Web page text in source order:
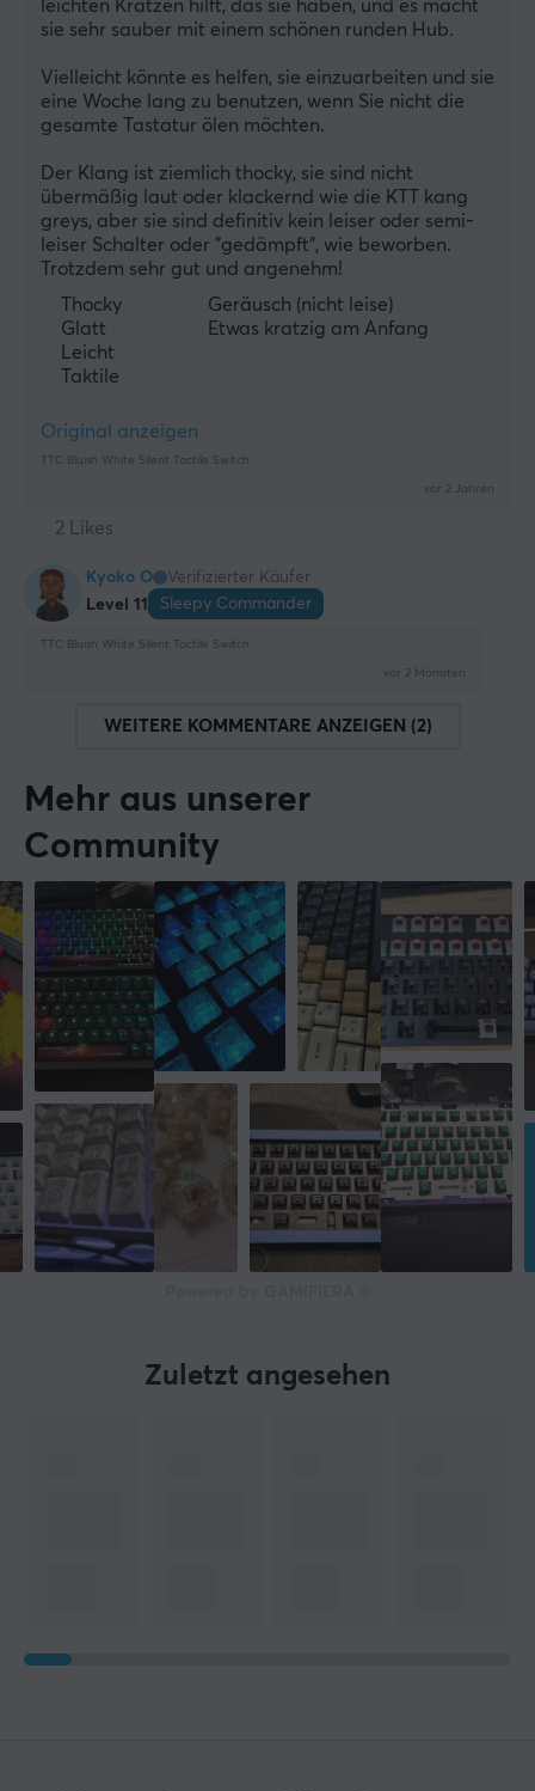
leichten Kratzen hilft, das sie haben, und es macht
sie sehr sauber mit einem schönen runden Hub.
Vielleicht könnte es helfen, sie einzuarbeiten und sie
eine Woche lang zu benutzen, wenn Sie nicht die
gesamte Tastatur ölen möchten.
Der Klang ist ziemlich thocky, sie sind nicht
übermäßig laut oder klackernd wie die KTT kang
greys, aber sie sind definitiv kein leiser oder semi-
leiser Schalter oder "gedämpft", wie beworben.
Trotzdem sehr gut und angenehm!
Thocky
Glatt
Leicht
Taktile
Geräusch (nicht leise)
Etwas kratzig am Anfang
Original anzeigen
TTC Bluish White Silent Tactile Switch
vor 2 Jahren
2 Likes
Kyoko O
Verifizierter Käufer
Level 11
Sleepy Commander
TTC Bluish White Silent Tactile Switch
vor 2 Monaten
WEITERE KOMMENTARE ANZEIGEN (2)
Mehr aus unserer
Community
Zuletzt angesehen